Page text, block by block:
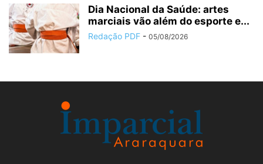
Dia Nacional da Saúde: artes
marciais vão além do esporte e...
Redação PDF - 05/08/2026